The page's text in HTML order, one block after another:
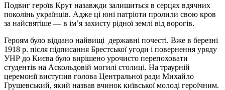
Подвиг героїв Крут назавжди залишиться в серцях вдячних
поколінь українців. Адже ці юні патріоти пролили свою кров
за найсвятіше — в ім’я захисту рідної землі від ворогів.
Героям було віддано найвищі державні почесті. Вже в березні
1918 р. після підписання Брестської угоди і повернення уряду
УНР до Києва було вирішено урочисто перепоховати
студентів на Аскольдовій могилі столиці. На траурній
церемонії виступив голова Центральної ради Михайло
Грушевський, який назвав вчинок київської молоді героїчним.